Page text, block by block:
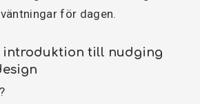
för dagen.
introduktion till nudging